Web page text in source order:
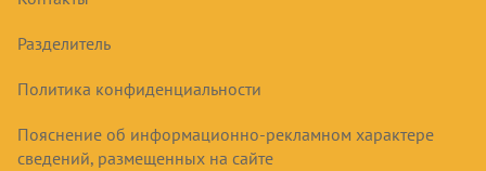
Разделитель
Политика конфиденциальности
Пояснение об информационно-рекламном характере
сведений, размещенных на сайте
СТОЛ ПРОИЗВОДСТВЕННЫЙ АРКТИКА
СП-0,95